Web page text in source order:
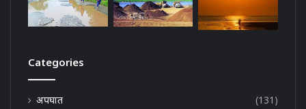
Categories
अपघात
(131)